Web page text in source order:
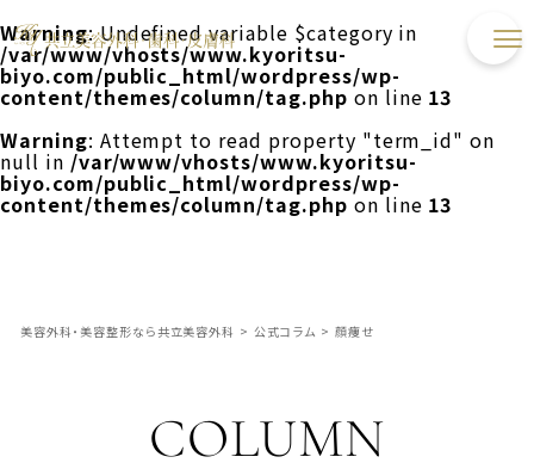
Warning: Undefined variable $category in
/var/www/vhosts/www.kyoritsu-
biyo.com/public_html/wordpress/wp-
content/themes/column/tag.php on line 13
Warning: Attempt to read property "term_id" on
null in /var/www/vhosts/www.kyoritsu-
biyo.com/public_html/wordpress/wp-
content/themes/column/tag.php on line 13
美容外科・美容整形なら共立美容外科 > 公式コラム > 顔痩せ
COLUMN